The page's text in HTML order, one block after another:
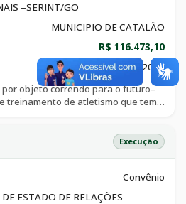
–SERINT/GO
MUNICIPIO DE CATALÃO
R$ 116.473,10
14/04/2026
objeto correndo para o futuro–
treinamento de atletismo que tem
do plano de trabalho, que
Execução
Convênio
ESTADO DE RELAÇÕES